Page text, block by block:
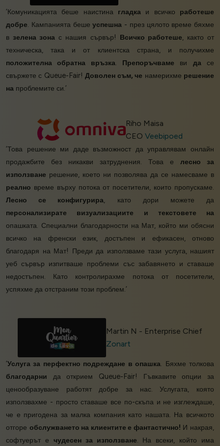
‘Комуникацията беше наистина гладка и всичко работеше
добре. Кампанията бешеуспешна - през цялото време бяхме
взелена зона с нашия сървър! Всичко работеше, както от
техническа, така и от клиентска страна, и получихме
положителна обратна връзка. Препоръчваме ви дасе
свържете с Queue-Fair!Доволен съм, че намерихме решение
на проблемите си.’
Riho Maisa
CEO Veebipoed
‘Това решение ми даде възможност да управлявам онлайн
продажбите без никакви затруднения. Това е лесно за
използване решение, което ни позволява да се намесваме в
реално време върху потока от посетители, които пропускаме.
Лесно се конфигурира, като дори можете да
персонализирате визуализациите и текстовете на
опашката. Специални благодарности на Мат, който ми обясни
всичко на френски език, достъпен и ефикасен, отново
благодаря на Мат! Преди да използваме тази услуга, нашият
уеб сървър изпитваше проблеми със забавянето и ставаше
недостъпен. Като контролирахме потока от посетители,
успяхме да отстраним този проблем.’
Martin N - Enterprise Chief
Zonart
‘Услуга за перфектно подреждане в опашка. Бяхме толкова
благодарни да открием Queue-Fair! Гъвкавите опции за
ценообразуване работят добре за нас. Услугата, която
използвахме - просто ставаше все по-скъпа и не изглеждаше,
че е пригодена за малка компания като нашата. На всичкото
отгоре обслужването на клиентите е фантастично! И накрая,
софтуерът е чудесен за използване. На всеки, който има